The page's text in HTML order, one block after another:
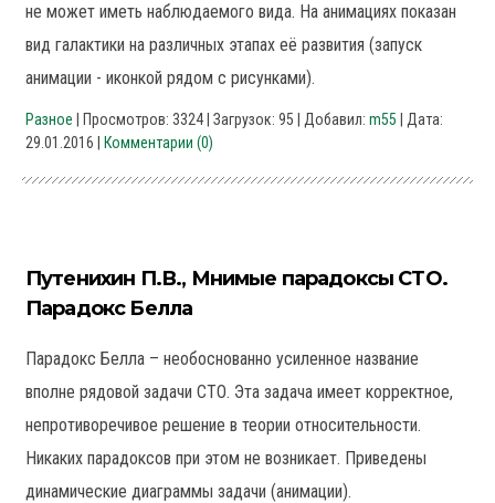
не может иметь наблюдаемого вида. На анимациях показан
вид галактики на различных этапах её развития (запуск
анимации - иконкой рядом с рисунками).
Разное | Просмотров: 3324 | Загрузок: 95 | Добавил: m55 | Дата:
29.01.2016
Комментарии (0)
Путенихин П.В., Мнимые парадоксы СТО.
Парадокс Белла
Парадокс Белла – необоснованно усиленное название
вполне рядовой задачи СТО. Эта задача имеет корректное,
непротиворечивое решение в теории относительности.
Никаких парадоксов при этом не возникает. Приведены
динамические диаграммы задачи (анимации).